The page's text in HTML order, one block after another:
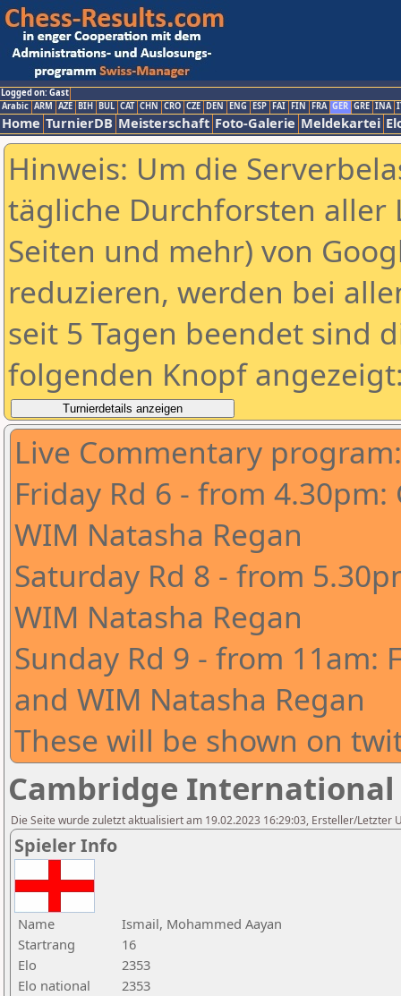
Logged on: Gast
Arabic ARM AZE BIH BUL CAT CHN CRO CZE DEN ENG ESP FAI FIN FRA GER GRE INA
Home TurnierDB Meisterschaft Foto-Galerie Meldekartei
Hinweis: Um die
tägliche Durchforsten aller
Seiten und mehr) von
reduzieren, werden bei
seit 5 Tagen beendet sind
folgenden Knopf
Live Commentary program:
Friday Rd 6 - from 4.30pm:
WIM Natasha Regan
Saturday Rd 8 - from
WIM Natasha Regan
Sunday Rd 9 - from 11am:
and WIM Natasha Regan
These will be shown on
Cambridge International
Die Seite wurde zuletzt aktualisiert am 19.02.2023 16:29:03, Ersteller/Letzter
Spieler Info
Name
Ismail, Mohammed Aayan
Startrang
16
Elo
2353
Elo national
2353